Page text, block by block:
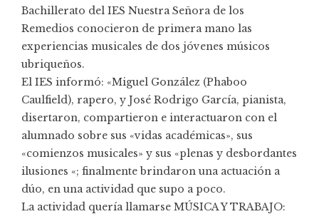
Bachillerato del IES Nuestra Señora de los
Remedios conocieron de primera mano las
experiencias musicales de dos jóvenes músicos
ubriqueños.
El IES informó: «Miguel González (Phaboo
Caulfield), rapero, y José Rodrigo García, pianista,
disertaron, compartieron e interactuaron con el
alumnado sobre sus «vidas académicas», sus
«comienzos musicales» y sus «plenas y desbordantes
ilusiones «; finalmente brindaron una actuación a
dúo, en una actividad que supo a poco.
La actividad quería llamarse MÚSICA Y TRABAJO: